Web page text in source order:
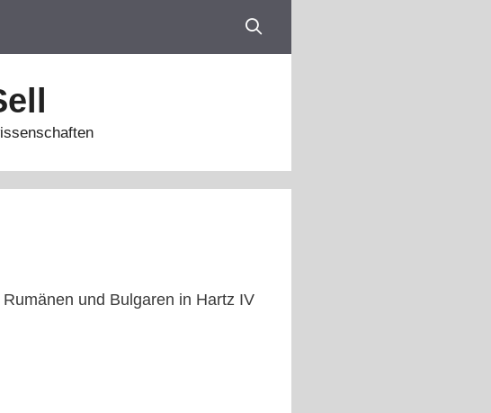
und Bulgaren in Hartz IV